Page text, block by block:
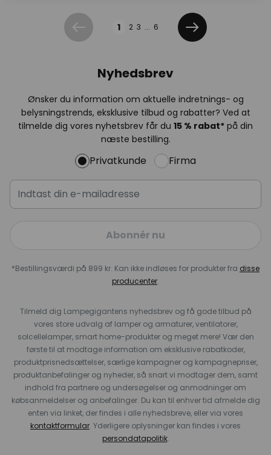
Forrige 1 2 3 ... 6
Næste
Nyhedsbrev
Ønsker du information om aktuelle indretnings- og
belysningstrends, eksklusive tilbud og rabatter? Ved at
tilmelde dig vores nyhetsbrev får du 15 % rabat* på din
næste bestilling.
Privatkunde Firma
Abonnér nu
*Bestillingsværdi på 899 kr. Kan ikke indløses for produkter fra disse
producenter.
Tilmeld dig Lampegigantens nyhedsbrev og få gode tilbud på
vores store udvalg af lamper og armaturer, ventilatorer,
solcellelamper, smart home-produkter og meget mere! Vær den
første til at modtage information om eksklusive rabatkoder,
produktprisnedsættelser, særlige kampagner og kampagnepriser,
produktanbefalinger og nyheder, så snart vi modtager dem, samt
indhold fra partnere og undersøgelser og anmodninger om
købsanmeldelser og anbefalinger. Du kan til enhver tid afmelde dig
enten via linket, der findes i alle nyhedsbreve, eller via vores
kontaktformular. Yderligere oplysninger kan findes i vores
persondatapolitik.